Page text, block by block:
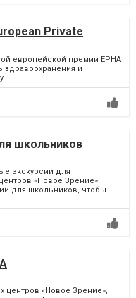
Private
европейской премии EPHA
здравоохранения и
школьников
экскурсии для
«Новое Зрение»
для школьников, чтобы
центров «Новое Зрение»,